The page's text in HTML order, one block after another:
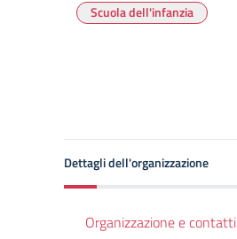
Scuola dell'infanzia
Dettagli dell'organizzazione
Organizzazione e contatti